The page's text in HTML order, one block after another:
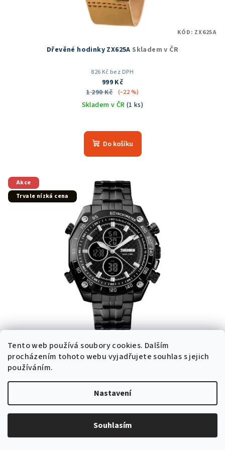
Tento web používá soubory cookies. Dalším
procházením tohoto webu vyjadřujete souhlas s jejich
používáním.
Nastavení
Souhlasím
Dřevěné hodinky ZX625A Skladem v ČR
826 Kč bez DPH
999 Kč
1 290 Kč
(–22 %)
Skladem v ČR (1 ks)
hodnocení
produktu
5
hvězdiček.
Do košíku
KÓD: ZX625A
Akce
Trvale nízká cena
Pánské hodinky Skmei 1302 černéSkladem v ČR
1 600 Kč (–25 %)